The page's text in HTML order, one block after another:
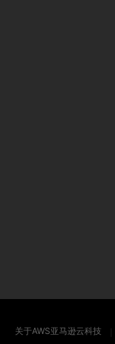
关于AWS亚马逊云科技